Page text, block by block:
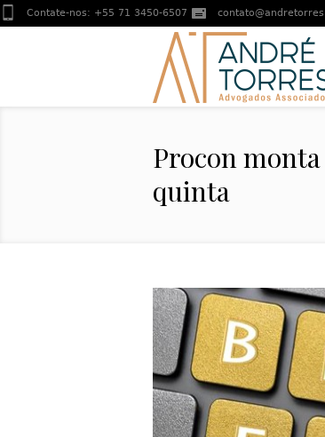
Contate-nos: +55 71 3450-6507
Procon
quinta